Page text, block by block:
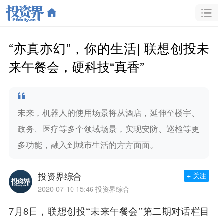
“亦真亦幻”，你的生活| 联想创投未
来午餐会，硬科技“真香”
未来，机器人的使用场景将从酒店，延伸至楼宇、
政务、医疗等多个领域场景，实现安防、巡检等更
多功能，融入到城市生活的方方面面。
投资界综合
2020-07-10 15:46 投资界综合
+ 关注
7月8日， 联想创投“未来午餐会”第二期对话栏目